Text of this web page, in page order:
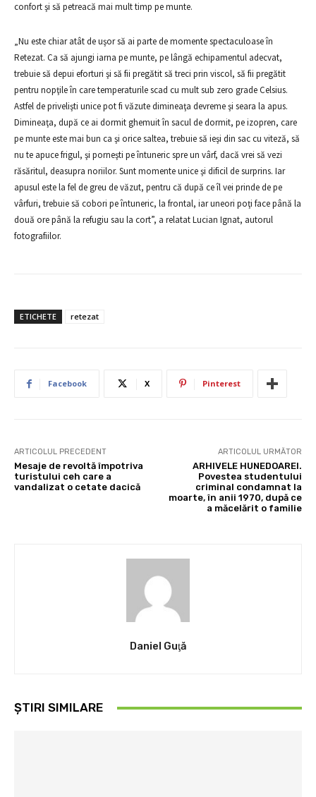
confort şi să petreacă mai mult timp pe munte.
„Nu este chiar atât de uşor să ai parte de momente spectaculoase în
Retezat. Ca să ajungi iarna pe munte, pe lângă echipamentul adecvat,
trebuie să depui eforturi şi să fii pregătit să treci prin viscol, să fii pregătit
pentru nopţile în care temperaturile scad cu mult sub zero grade Celsius.
Astfel de privelişti unice pot fi văzute dimineaţa devreme şi seara la apus.
Dimineaţa, după ce ai dormit ghemuit în sacul de dormit, pe izopren, care
pe munte este mai bun ca şi orice saltea, trebuie să ieşi din sac cu viteză, să
nu te apuce frigul, şi porneşti pe întuneric spre un vârf, dacă vrei să vezi
răsăritul, deasupra noriilor. Sunt momente unice şi dificil de surprins. Iar
apusul este la fel de greu de văzut, pentru că după ce îl vei prinde de pe
vârfuri, trebuie să cobori pe întuneric, la frontal, iar uneori poţi face până la
două ore până la refugiu sau la cort”, a relatat Lucian Ignat, autorul
fotografiilor.
ETICHETE retezat
Facebook X Pinterest
ARTICOLUL PRECEDENT
Mesaje de revoltă împotriva
turistului ceh care a
vandalizat o cetate dacică
ARTICOLUL URMĂTOR
ARHIVELE HUNEDOAREI.
Povestea studentului
criminal condamnat la
moarte, în anii 1970, după ce
a măcelărit o familie
Daniel Guţă
ȘTIRI SIMILARE